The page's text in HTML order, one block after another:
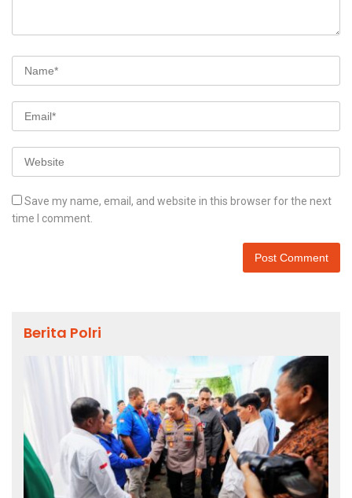
Save my name, email, and website in this browser for the next
time I comment.
Berita Polri